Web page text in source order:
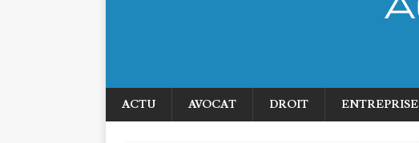
ACTU AVOCAT DROIT ENTREPRISE